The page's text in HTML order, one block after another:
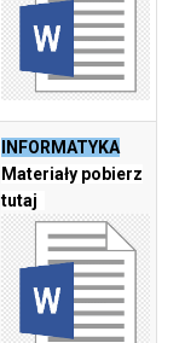
INFORMATYKA
Materiały pobierz
tutaj